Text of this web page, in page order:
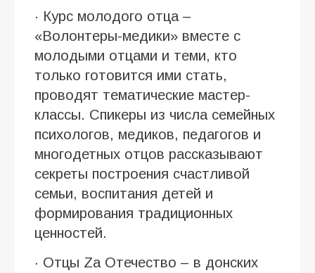
· Курс молодого отца –
«Волонтеры-медики» вместе с
молодыми отцами и теми, кто
только готовится ими стать,
проводят тематические мастер-
классы. Спикеры из числа семейных
психологов, медиков, педагогов и
многодетных отцов рассказывают
секреты построения счастливой
семьи, воспитания детей и
формирования традиционных
ценностей.
· Отцы Zа Отечество – в донских